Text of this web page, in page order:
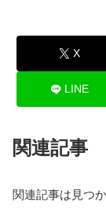
X
LINE
関連記事
関連記事は見つ